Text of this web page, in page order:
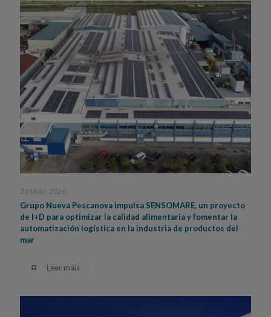
21 Maio, 2026
Grupo Nueva Pescanova impulsa SENSOMARE, un proyecto
de I+D para optimizar la calidad alimentaria y fomentar la
automatización logística en la industria de productos del
mar
Leer máis